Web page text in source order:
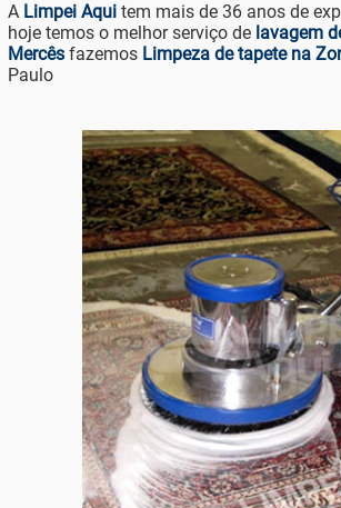
A Limpei Aquitem mais de 36 anos de
hoje temos o melhor serviço de lavagem
Mercêsfazemos Limpeza de tapete na
Paulo